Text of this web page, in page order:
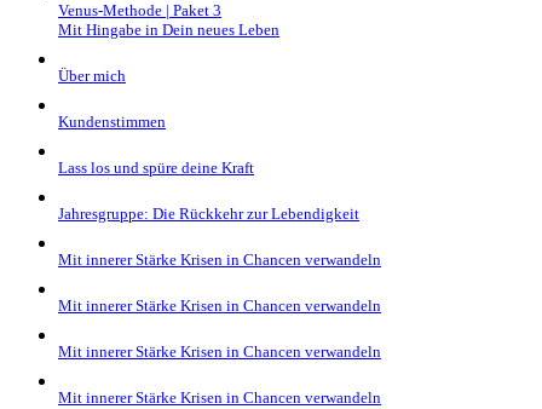
Venus-Methode | Paket 3
Mit Hingabe in Dein neues Leben
Über mich
Kundenstimmen
Lass los und spüre deine Kraft
Jahresgruppe: Die Rückkehr zur Lebendigkeit
Mit innerer Stärke Krisen in Chancen verwandeln
Mit innerer Stärke Krisen in Chancen verwandeln
Mit innerer Stärke Krisen in Chancen verwandeln
Mit innerer Stärke Krisen in Chancen verwandeln